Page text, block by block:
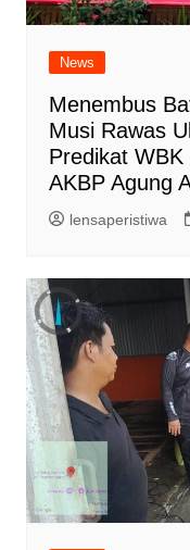
News
Menembus
Musi Rawas
Predikat
AKBP Agung
lensaperistiwa